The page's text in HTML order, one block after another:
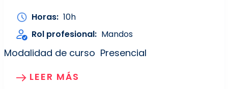
Horas 10h
Rol profesional
Mandos
Modalidad de curso Presencial
LEER MÁS